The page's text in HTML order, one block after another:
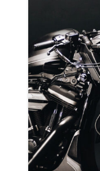
OPINIÃO
CONTATO
PODCAST
CONCURSO